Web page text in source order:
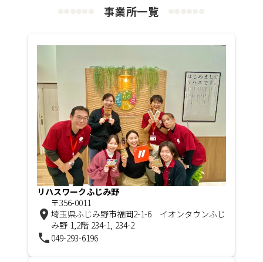
事業所一覧
リハスワークふじみ野
room
〒356-0011
埼玉県ふじみ野市福岡2-1-6 イオンタウンふじ
み野 1,2階 234-1, 234-2
phone 049-293-6196